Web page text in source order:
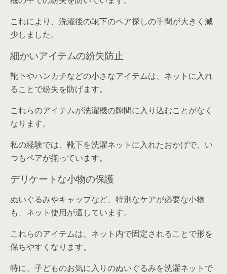
これにより、洗濯後の靴下のペア探しの手間が大きく減
少しました。
細かいアイテムの紛失防止
靴下やハンカチなどの小さなアイテムは、ネットに入れ
ることで紛失を防げます。
これらのアイテムが洗濯機の隙間に入り込むことがなく
なります。
私の経験では、靴下を洗濯ネットに入れたおかげで、い
つもペアが揃っています。
デリケートな小物の保護
ぬいぐるみやキャップなど、特別なケアが必要な小物
も、ネット使用が適しています。
これらのアイテムは、ネット内で固定されることで形を
保ちやすくなります。
特に、子どものお気に入りのぬいぐるみを洗濯ネットで